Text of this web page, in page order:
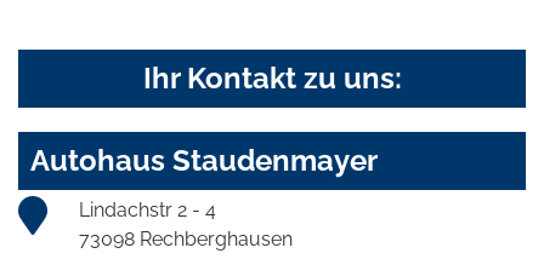
Ihr Kontakt zu uns:
Autohaus Staudenmayer
Lindachstr 2 - 4
73098 Rechberghausen